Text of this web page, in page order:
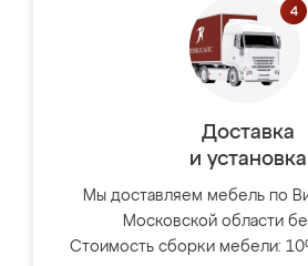
Доставка
и установка
Мы доставляем мебель по
Московской области
Стоимость сборки мебели: